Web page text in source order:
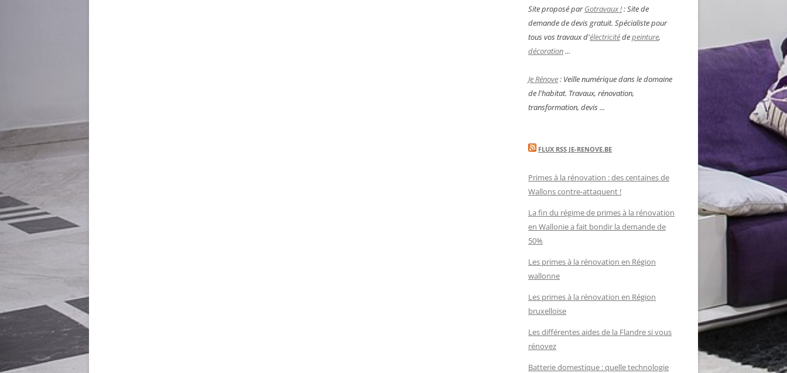
Site proposé parGotravaux !: Site de
demande de devis gratuit. Spécialiste pour
tous vos travaux d'électricitédepeinture,
décoration...
Je Rénove: Veille numérique dans le domaine
de l'habitat. Travaux, rénovation,
transformation, devis ...
FLUX RSS JE-RENOVE.BE
Primes à la rénovation : des centaines de
Wallons contre-attaquent !
La fin du régime de primes à la rénovation
en Wallonie a fait bondir la demande de
50%
Les primes à la rénovation en Région
wallonne
Les primes à la rénovation en Région
bruxelloise
Les différentes aides de la Flandre si vous
rénovez
Batterie domestique : quelle technologie